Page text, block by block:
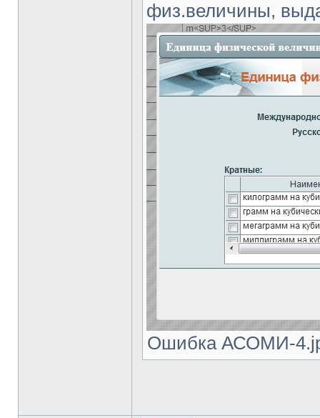
физ.величины,
Ошибка АСОМИ-